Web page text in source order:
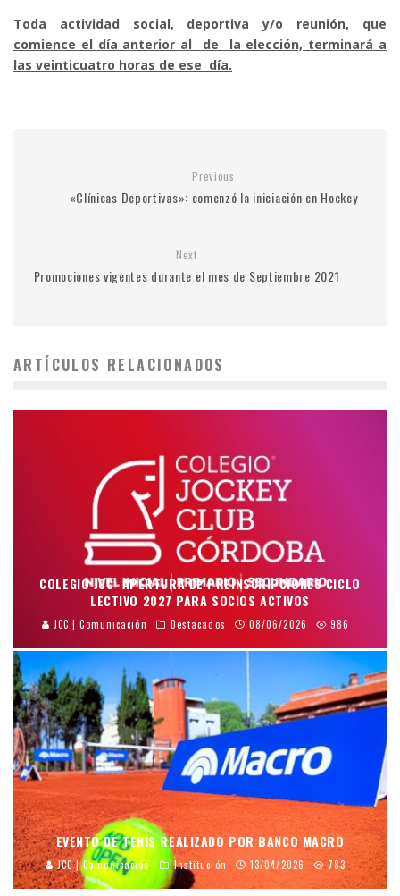
Toda actividad social, deportiva y/o reunión, que
comience el día anterior al de la elección, terminará a
las veinticuatro horas de ese día.
Previous
«Clínicas Deportivas»: comenzó la iniciación en Hockey
Next
Promociones vigentes durante el mes de Septiembre 2021
ARTÍCULOS RELACIONADOS
COLEGIO JCC: APERTURA DE PREINSCRIPCIONES CICLO
LECTIVO 2027 PARA SOCIOS ACTIVOS
JCC | Comunicación Destacados 08/06/2026 986
EVENTO DE TENIS REALIZADO POR BANCO MACRO
JCC | Comunicación Institución 13/04/2026 783